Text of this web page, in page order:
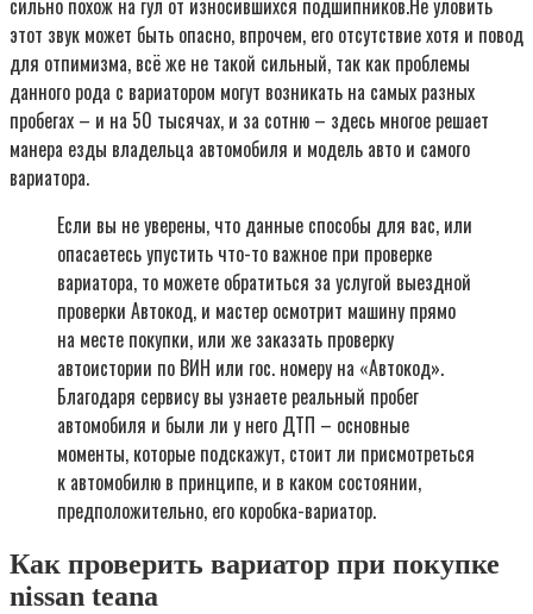
сильно похож на гул от износившихся подшипников.Не уловить
этот звук может быть опасно, впрочем, его отсутствие хотя и повод
для отпимизма, всё же не такой сильный, так как проблемы
данного рода с вариатором могут возникать на самых разных
пробегах – и на 50 тысячах, и за сотню – здесь многое решает
манера езды владельца автомобиля и модель авто и самого
вариатора.
Если вы не уверены, что данные способы для вас, или
опасаетесь упустить что-то важное при проверке
вариатора, то можете обратиться за услугой выездной
проверки Автокод, и мастер осмотрит машину прямо
на месте покупки, или же заказать проверку
автоистории по ВИН или гос. номеру на «Автокод».
Благодаря сервису вы узнаете реальный пробег
автомобиля и были ли у него ДТП – основные
моменты, которые подскажут, стоит ли присмотреться
к автомобилю в принципе, и в каком состоянии,
предположительно, его коробка-вариатор.
Как проверить вариатор при покупке
nissan teana